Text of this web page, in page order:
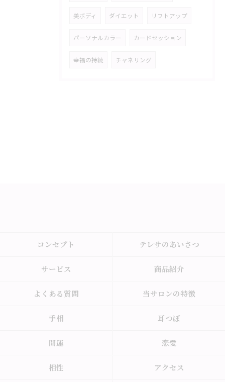
美ボディ ダイエット リフトアップ
パーソナルカラー カードセッション
幸福の持続 チャネリング
コンセプト テレサのあいさつ
サービス 商品紹介
よくある質問 当サロンの特徴
手相 耳つぼ
開運 恋愛
相性 アクセス